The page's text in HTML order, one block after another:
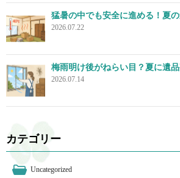
猛暑の中でも安全に進める！夏
2026.07.22
梅雨明け後がねらい目？夏に遺
2026.07.14
カテゴリー
Uncategorized